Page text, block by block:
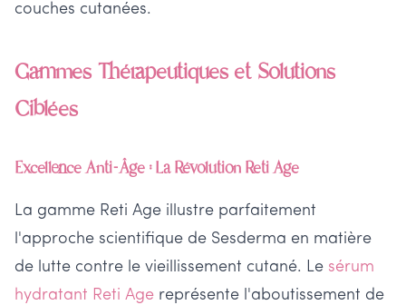
couches cutanées.
Gammes Thérapeutiques et Solutions
Ciblées
Excellence Anti-Âge : La Révolution Reti Age
La gamme Reti Age illustre parfaitement
l'approche scientifique de Sesderma en matière
de lutte contre le vieillissement cutané. Le sérum
hydratant Reti Age représente l'aboutissement de